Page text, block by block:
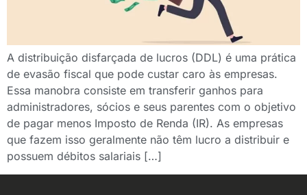
A distribuição disfarçada de lucros (DDL) é uma prática
de evasão fiscal que pode custar caro às empresas.
Essa manobra consiste em transferir ganhos para
administradores, sócios e seus parentes com o objetivo
de pagar menos Imposto de Renda (IR). As empresas
que fazem isso geralmente não têm lucro a distribuir e
possuem débitos salariais […]